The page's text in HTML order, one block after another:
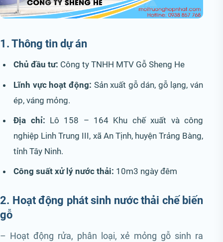
1. Thông tin dự án
Chủ đầu tư: Công ty TNHH MTV Gỗ Sheng He
Lĩnh vực hoạt động: Sản xuất gỗ dán, gỗ lạng, ván
ép, váng mỏng.
Địa chỉ: Lô 158 – 164 Khu chế xuất và công
nghiệp Linh Trung III, xã An Tịnh, huyện Trảng Bàng,
tỉnh Tây Ninh.
Công suất xử lý nước thải: 10m3 ngày đêm
2. Hoạt động phát sinh nước thải chế biến
gỗ
– Hoạt động rửa, phân loại, xẻ mỏng gỗ sinh ra